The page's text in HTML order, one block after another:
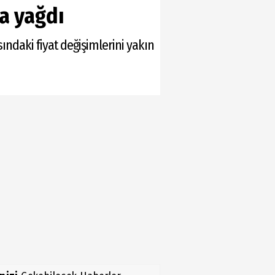
yağdı
fiyat değişimlerini yakın